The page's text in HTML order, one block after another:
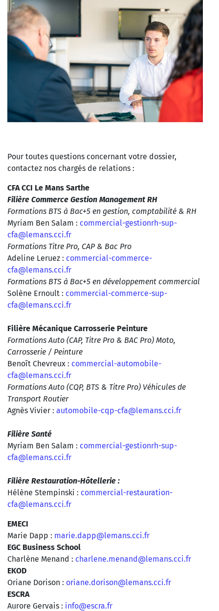
Pour toutes questions concernant votre dossier,
contactez nos chargés de relations :
CFA CCI Le Mans Sarthe
Filière Commerce Gestion Management RH
Formations BTS à Bac+5 en gestion, comptabilité & RH
Myriam Ben Salam : commercial-gestionrh-sup-
cfa@lemans.cci.fr
Formations Titre Pro, CAP & Bac Pro
Adeline Leruez : commercial-commerce-
cfa@lemans.cci.fr
Formations BTS à Bac+5 en développement commercial
Solène Ernoult : commercial-commerce-sup-
cfa@lemans.cci.fr
Filière Mécanique Carrosserie Peinture
Formations Auto (CAP, Titre Pro & BAC Pro) Moto,
Carrosserie / Peinture
Benoît Chevreux : commercial-automobile-
cfa@lemans.cci.fr
Formations Auto (CQP, BTS & Titre Pro) Véhicules de
Transport Routier
Agnès Vivier : automobile-cqp-cfa@lemans.cci.fr
Filière Santé
Myriam Ben Salam : commercial-gestionrh-sup-
cfa@lemans.cci.fr
Filière Restauration-Hôtellerie :
Hélène Stempinski : commercial-restauration-
cfa@lemans.cci.fr
EMECI
Marie Dapp : marie.dapp@lemans.cci.fr
EGC Business School
Charlène Menand : charlene.menand@lemans.cci.fr
EKOD
Oriane Dorison : oriane.dorison@lemans.cci.fr
ESCRA
Aurore Gervais : info@escra.fr